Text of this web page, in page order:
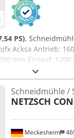
PS),
Acksa Antrieb:
mm Einlauf: 1200
Meckesheim
Schneidmühle /
NETZSCH